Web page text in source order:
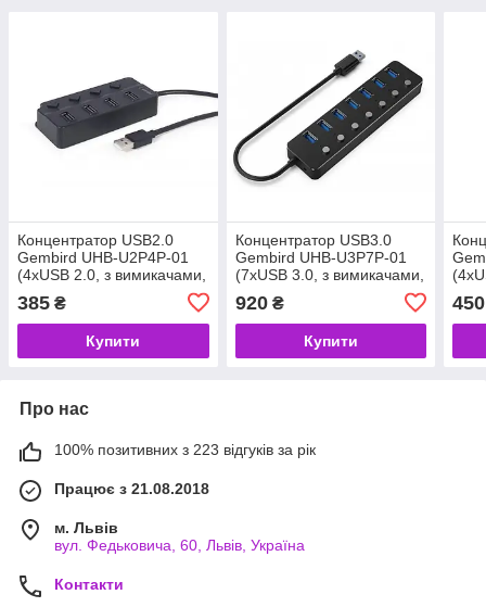
Концентратор USB2.0
Gembird UHB-U2P4P-01
(4xUSB 2.0, з вимикачами,
135651)
385 ₴
Купити
Концентратор USB3.0
Gembird UHB-U3P7P-01
(7xUSB 3.0, з вимикачами,
(код 135652)
920₴
Купити
450
Про нас
100% позитивних з 223 відгуків за рік
Працює з 21.08.2018
м. Львів
вул. Федьковича, 60, Львів, Україна
Контакти